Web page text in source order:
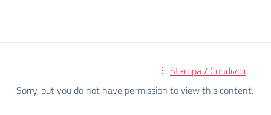
Stampa / Condividi
Sorry, but you do not have permission to view this content.